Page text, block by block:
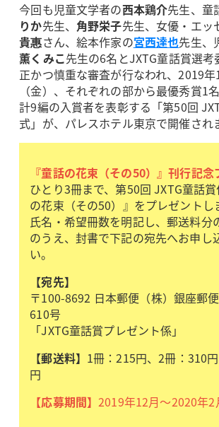
今回も児童文学者の西本鶏介先生、童
りか先生、 角野栄子先生、女優・エッ
貴惠さん、絵本作家の宮西達也先生、
薫くみこ先生の6名とJXTG童話賞選
正かつ慎重な審査が行なわれ、2019年
（金）、それぞれの部から最優秀賞1
計9編の入賞者を表彰する「第50回
式」が、パレスホテル東京で開催され
『童話の花束（その50）』刊行記念
ひとり3冊まで、第50回 JXTG童話
の花束（その50）』をプレゼントし
氏名・希望冊数を明記し、郵送料分
のうえ、封書で下記の宛先へお申し
い。
【宛先】
〒100-8692 日本郵便（株）銀座郵
610号
「JXTG童話賞プレゼント係」
【郵送料】 1冊：215円、2冊：310
円
【応募期間】2019年12月～2020年2